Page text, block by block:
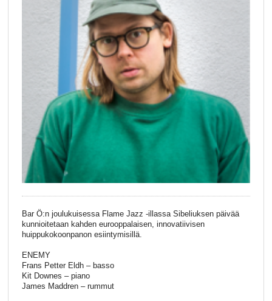
Bar Ö:n joulukuisessa Flame Jazz -illassa Sibeliuksen päivää
kunnioitetaan kahden eurooppalaisen, innovatiivisen
huippukokoonpanon esiintymisillä.
ENEMY
Frans Petter Eldh – basso
Kit Downes – piano
James Maddren – rummut